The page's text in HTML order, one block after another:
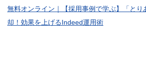
無料オンライン｜【採用事例で学ぶ】「とり
却！効果を上げるIndeed運用術